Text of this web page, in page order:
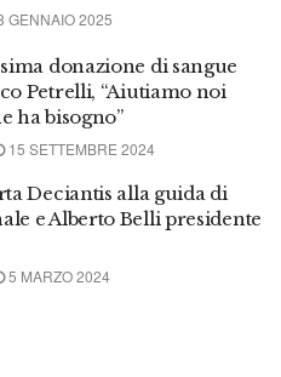
GENNAIO 2025
donazione di sangue
Petrelli, “Aiutiamo noi
ha bisogno”
15 SETTEMBRE 2024
Deciantis alla guida di
e Alberto Belli presidente
5 MARZO 2024